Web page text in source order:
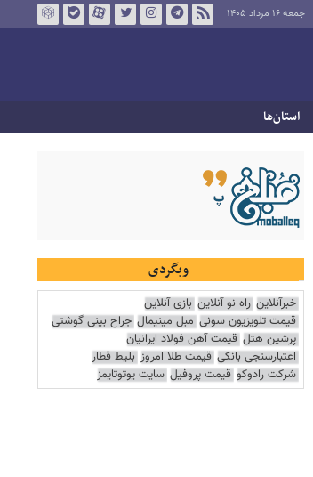
جمعه ۱۶ مرداد ۱۴۰۵
استان‌ها
وبگردی
خبرآنلاین راه نو آنلاین بازی آنلاین
قیمت تلویزیون سونی مبل مینیمال جراح بینی گوشتی
پرشین هتل قیمت آهن فولاد ایرانیان
اعتبارسنجی بانکی قیمت طلا امروز بلیط قطار
شرکت رادوکو قیمت پروفیل سایت یوتوتایمز